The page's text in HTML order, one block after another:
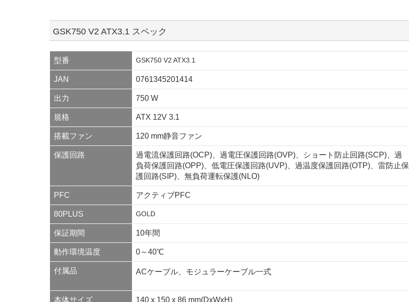
GSK750 V2 ATX3.1 スペック
型番 GSK750 V2 ATX3.1
JAN 0761345201414
出力 750 W
規格 ATX 12V 3.1
搭載ファン 120 mm静音ファン
保護回路
過電流保護回路(OCP)、過電圧保護回路(OVP)、ショート防止回路(SCP)、過
負荷保護回路(OPP)、低電圧保護回路(UVP)、過温度保護回路(OTP)、雷防止保
護回路(SIP)、無負荷運転保護(NLO)
PFC アクティブPFC
80PLUS GOLD
保証期間 10年間
動作環境温度 0～40℃
付属品 ACケーブル、モジュラーケーブル一式
本体サイズ 140 x 150 x 86 mm(DxWxH)